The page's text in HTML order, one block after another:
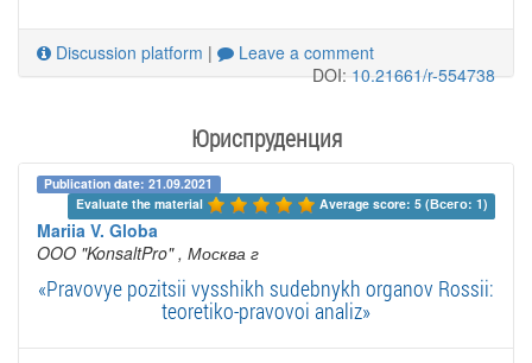
Discussion platform |
Leave a comment
DOI:10.21661/r-554738
Юриспруденция
Publication date: 21.09.2021
Evaluate the material
Average score: 5 (Всего: 1)
Mariia V. Globa
OOO "KonsaltPro" , Москва г
«Pravovye pozitsii vysshikh sudebnykh organov Rossii:
teoretiko-pravovoi analiz»